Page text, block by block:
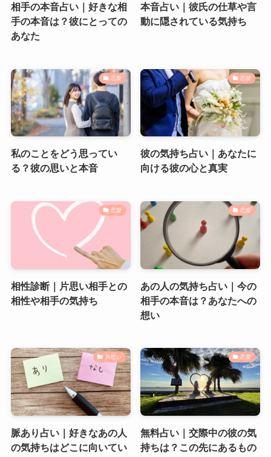
相手の本音占い｜好きな相
手の本音は？彼にとっての
あなた
本音占い｜彼氏の仕草や言
動に隠されている気持ち
恋愛
私のことをどう思ってい
る？彼の思いと本音
恋愛
彼の気持ち占い｜あなたに
向ける彼の心と真実
恋愛
相性診断｜片思い相手との
相性や相手の気持ち
恋愛
あの人の気持ち占い｜今の
相手の本音は？あなたへの
想い
片思い
脈あり占い｜好きなあの人
の気持ちはどこに向いてい
恋愛
無料占い｜交際中の彼の気
持ちは？この先にあるもの